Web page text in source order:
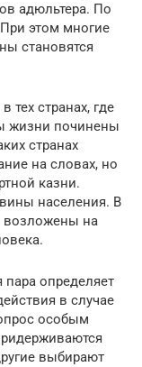
адюльтера. По
этом многие
становятся
тех странах, где
жизни починены
странах
на словах, но
казни.
населения. В
возложены на
определяет
в случае
особым
выбирают